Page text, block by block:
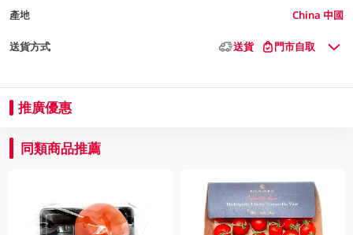
產地 China 中國
送貨方式 送貨 門市自取
推廣優惠
同類商品推薦